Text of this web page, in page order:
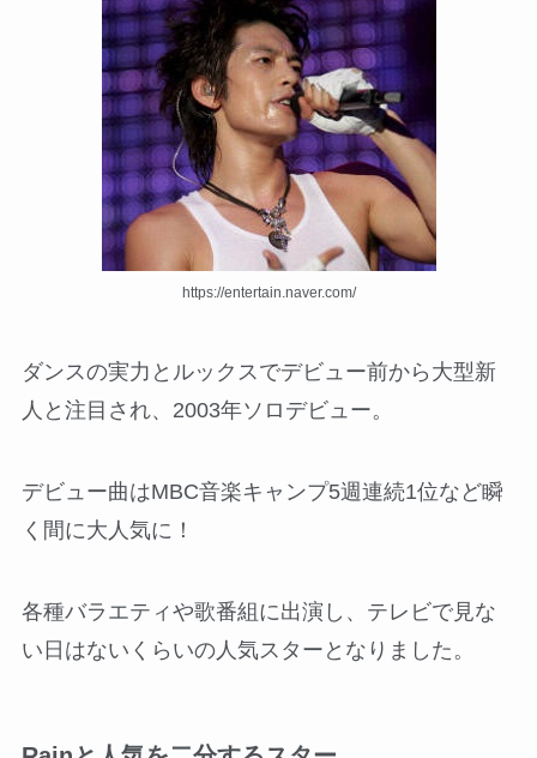
https://entertain.naver.com/
ダンスの実力とルックスでデビュー前から大型新
人と注目され、2003年ソロデビュー。
デビュー曲はMBC音楽キャンプ5週連続1位など瞬
く間に大人気に！
各種バラエティや歌番組に出演し、テレビで見な
い日はないくらいの人気スターとなりました。